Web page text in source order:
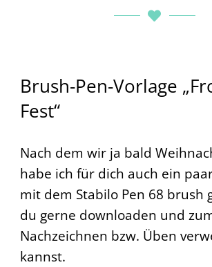
Brush-Pen-Vorlage
Fest“
Nach dem wir ja bald
habe ich für dich auch ein
mit dem Stabilo Pen 68 brush
du gerne downloaden und
Nachzeichnen bzw. Üben
kannst.